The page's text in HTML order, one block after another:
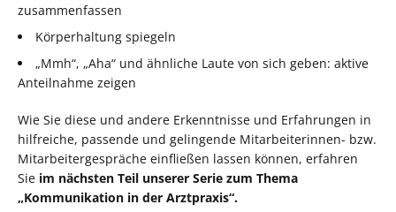
zusammenfassen
Körperhaltung spiegeln
„Mmh“, „Aha“ und ähnliche Laute von sich geben: aktive
Anteilnahme zeigen
Wie Sie diese und andere Erkenntnisse und Erfahrungen in
hilfreiche, passende und gelingende Mitarbeiterinnen- bzw.
Mitarbeitergespräche einfließen lassen können, erfahren
Sie im nächsten Teil unserer Serie zum Thema
„Kommunikation in der Arztpraxis“.